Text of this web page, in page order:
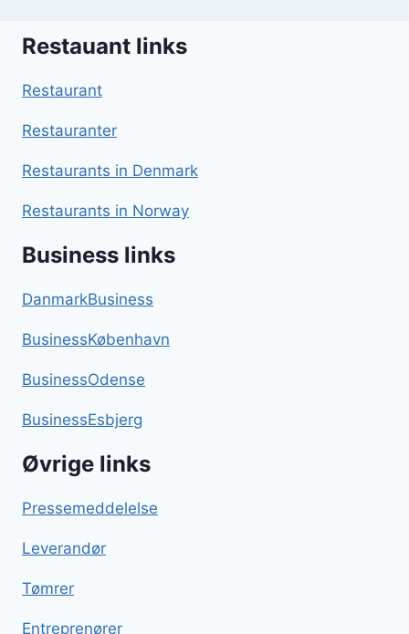
Restauant links
Restaurant
Restauranter
Restaurants in Denmark
Restaurants in Norway
Business links
DanmarkBusiness
BusinessKøbenhavn
BusinessOdense
BusinessEsbjerg
Øvrige links
Pressemeddelelse
Leverandør
Tømrer
Entreprenører